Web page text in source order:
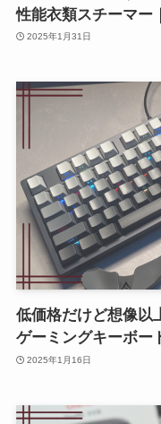
性能衣類スチーマー
2025年1月31日
低価格だけど想像以
ゲーミングキーボー
2025年1月16日